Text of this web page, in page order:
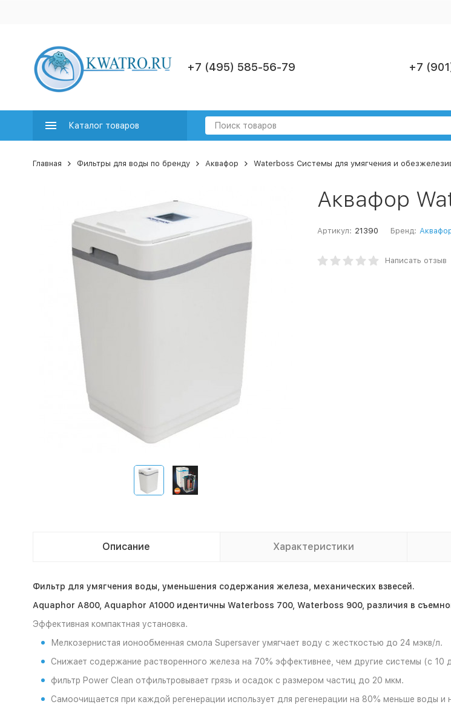
+7 (495) 585-56-79 +7
Каталог товаров
Главная Фильтры для воды по бренду Аквафор Waterboss Cистемы для умягчения и
Аквафор
Артикул: 21390 Бренд:
Написать отзыв
Описание Характеристики
Фильтр для умягчения воды, уменьшения содержания железа, механических взвесей.
Aquaphor A800, Aquaphor A1000идентичны Waterboss 700, Waterboss 900, различия в
Эффективная компактная установка.
Мелкозернистая ионообменная смола Supersaver умягчает воду с жесткостью до 24 мэкв/л.
Снижает содержание растворенного железа на 70% эффективнее, чем другие системы (с 10
фильтр Power Clean отфильтровывает грязь и осадок с размером частиц до 20 мкм.
Самоочищается при каждой регенерации использует для регенерации на 80% меньше воды и